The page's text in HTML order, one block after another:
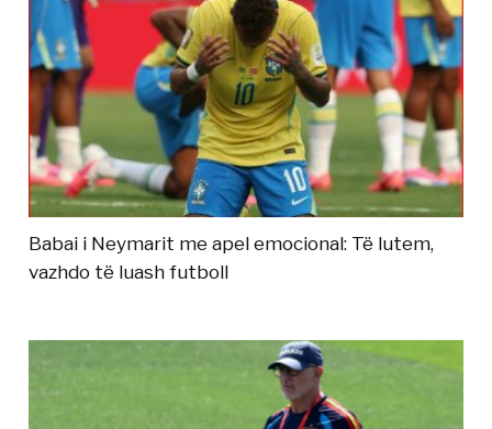
Babai i Neymarit me apel emocional: Të lutem,
vazhdo të luash futboll